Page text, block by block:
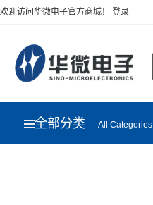
欢迎访问华微电子官方商城！ 登录
全部分类 All Categories